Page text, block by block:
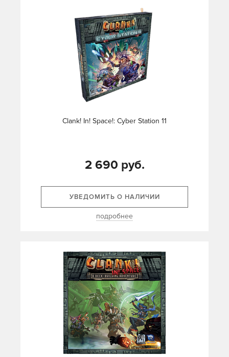
Clank! In! Space!: Cyber Station 11
2 690 руб.
УВЕДОМИТЬ О НАЛИЧИИ
подробнее